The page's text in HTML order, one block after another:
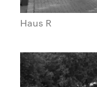
Haus R